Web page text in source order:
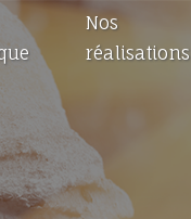
Nos
réalisations